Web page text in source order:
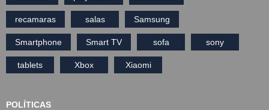
recamaras salas Samsung
Smartphone Smart TV sofa sony
tablets Xbox Xiaomi
POLÍTICAS